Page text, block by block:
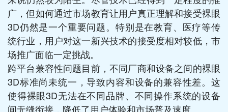
广，但如何通过市场教育让用户真正理解和接受裸眼
3D仍然是一个重要问题。特别是在教育、医疗等传
统行业，用户对这一新兴技术的接受度相对较低，市
场推广面临一定挑战。
跨平台兼容性问题目前，不同厂商和设备之间的裸眼
3D标准尚未统一，导致内容和设备的兼容性差。这
使得裸眼3D无法在不同品牌、不同操作系统的设备
间无缝衔接，降低了用户体验和市场普及速度。